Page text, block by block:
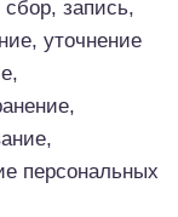
запись,
уточнение
персональных